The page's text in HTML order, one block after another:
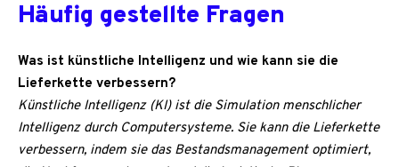
Häufig gestellte Fragen
Was ist künstliche Intelligenz und wie kann sie die
Lieferkette verbessern?
Künstliche Intelligenz (KI) ist die Simulation menschlicher
Intelligenz durch Computersysteme. Sie kann die Lieferkette
verbessern, indem sie das Bestandsmanagement optimiert,